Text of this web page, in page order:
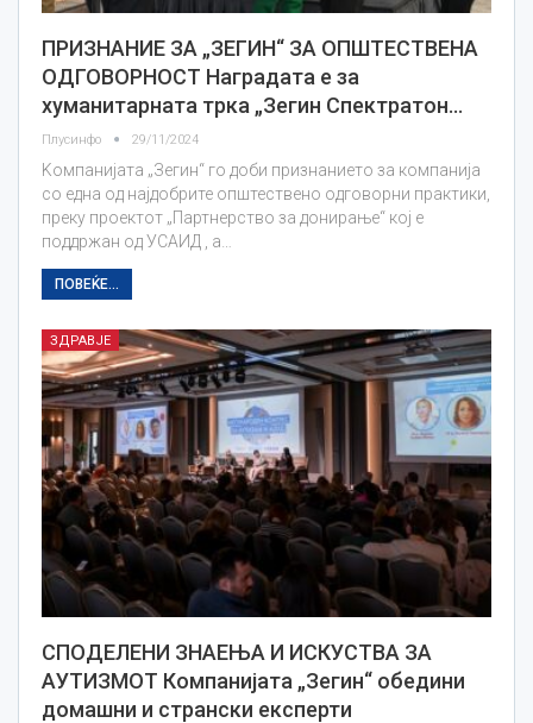
ПРИЗНАНИЕ ЗА „ЗЕГИН“ ЗА ОПШТЕСТВЕНА
ОДГОВОРНОСТ Наградата е за
хуманитарната трка „Зегин Спектратон…
Плусинфо 29/11/2024
Kомпанијата „Зегин“ го доби признанието за компанија
со една од најдобрите општествено одговорни практики,
преку проектот „Партнерство за донирање“ кој е
поддржан од УСАИД , а…
ПОВЕЌЕ...
ЗДРАВЈЕ
СПОДЕЛЕНИ ЗНАЕЊА И ИСКУСТВА ЗА
АУТИЗМОТ Компанијата „Зегин“ обедини
домашни и странски експерти